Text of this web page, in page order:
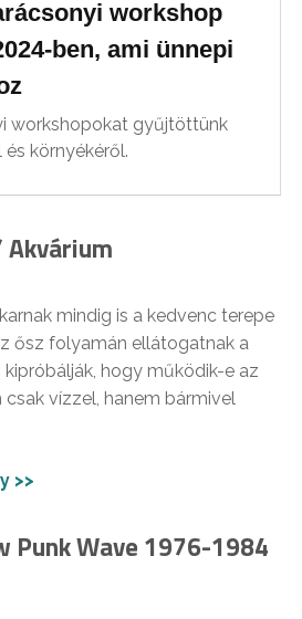
workshop
ben, ami ünnepi
workshopokat gyűjtöttünk
környékéről.
Akvárium
mindig is a kedvenc terepe
ősz folyamán ellátogatnak a
kipróbálják, hogy működik-e az
vízzel, hanem bármivel
>>
Punk Wave 1976-1984